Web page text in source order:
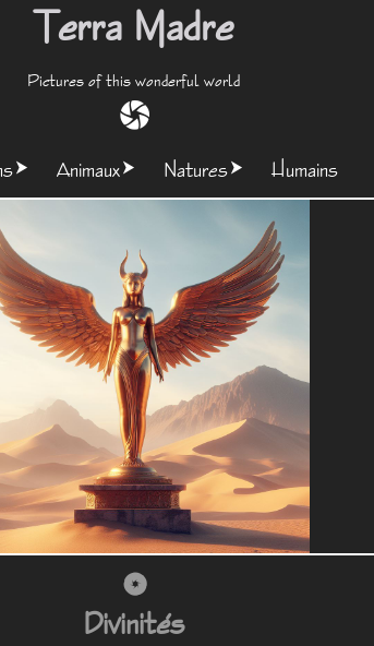
Terra Madre
Pictures of this wonderful world
Animaux Natures Humains
Divinités